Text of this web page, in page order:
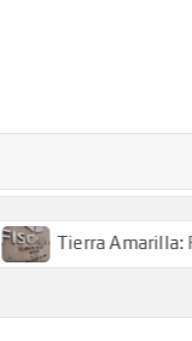
Tierra Amarilla: